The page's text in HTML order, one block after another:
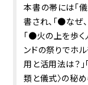
本書の帯には「儀
書され、「●なぜ
「●火の上を歩く
ンドの祭りでホ
用と活用法は？
類と儀式〉の秘